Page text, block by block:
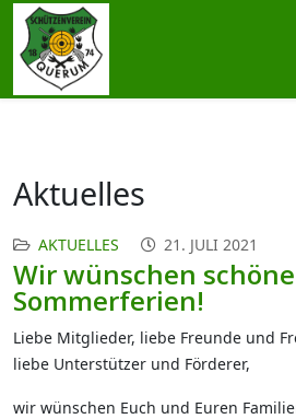
Aktuelles
AKTUELLES 21. JULI 2021
Wir wünschen schöne
Sommerferien!
Liebe Mitglieder, liebe Freunde und
liebe Unterstützer und Förderer,
wir wünschen Euch und Euren